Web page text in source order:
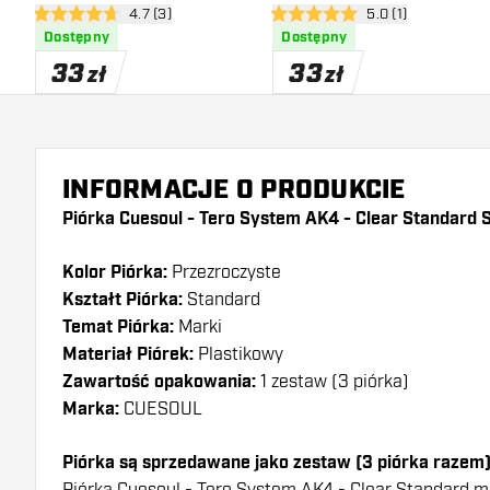
Standardotwórz panel recenzji
4.7 gwiazdki oceny
4.7 (3)
Dostępny
33zł
otwórz panel
5 gwiazdki oceny5.0 (1)
Dostępny
33zł
INFORMACJE O PRODUKCIE
Piórka Cuesoul - Tero System AK4 - Clear Standard
Kolor Piórka: Przezroczyste
Kształt Piórka: Standard
Temat Piórka: Marki
Materiał Piórek: Plastikowy
Zawartość opakowania: 1 zestaw (3 piórka)
Marka: CUESOUL
Piórka są sprzedawane jako zestaw (3 piórka razem)